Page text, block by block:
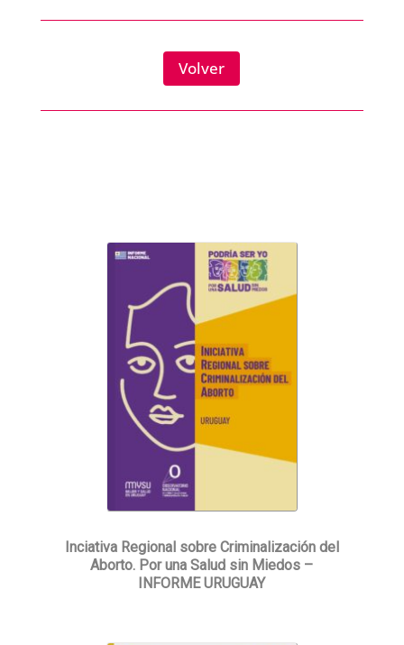
Volver
Inciativa Regional sobre Criminalización del
Aborto. Por una Salud sin Miedos –
INFORME URUGUAY